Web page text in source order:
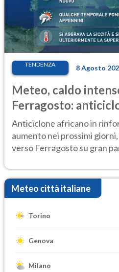
TENDENZA 8 Agosto
Meteo, caldo
Ferragosto:
ancora protagonista
Anticiclone africano in
aumento nei prossimi
verso Ferragosto su gran
Meteo città italiane
Torino
Genova
Milano